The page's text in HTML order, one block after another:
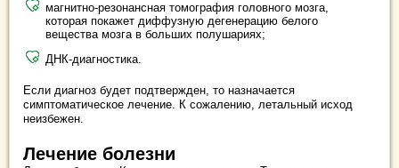
магнитно-резонансная томография головного мозга,
которая покажет диффузную дегенерацию белого
вещества мозга в больших полушариях;
ДНК-диагностика.
Если диагноз будет подтвержден, то назначается
симптоматическое лечение. К сожалению, летальный исход
неизбежен.
Лечение болезни